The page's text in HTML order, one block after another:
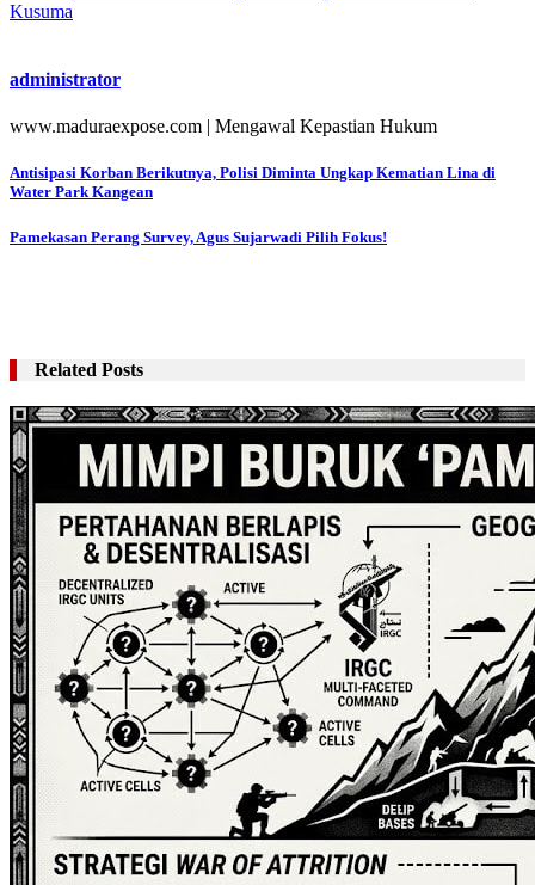
Kusuma
administrator
www.maduraexpose.com | Mengawal Kepastian Hukum
Navigasi
Antisipasi Korban Berikutnya, Polisi Diminta Ungkap Kematian Lina di
Water Park Kangean
Pamekasan Perang Survey, Agus Sujarwadi Pilih Fokus!
Related Posts